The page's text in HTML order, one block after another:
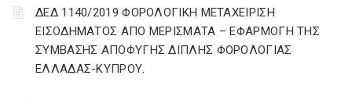
ΔΕΔ 1140/2019 ΦΟΡΟΛΟΓΙΚΗ ΜΕΤΑΧΕΙΡΙΣΗ
ΕΙΣΟΔΗΜΑΤΟΣ ΑΠΟ ΜΕΡΙΣΜΑΤΑ – ΕΦΑΡΜΟΓΗ ΤΗΣ
ΣΥΜΒΑΣΗΣ ΑΠΟΦΥΓΗΣ ΔΙΠΛΗΣ ΦΟΡΟΛΟΓΙΑΣ
ΕΛΛΑΔΑΣ-ΚΥΠΡΟΥ.